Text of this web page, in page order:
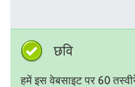
छवि
हमें इस वेबसाइट पर 60